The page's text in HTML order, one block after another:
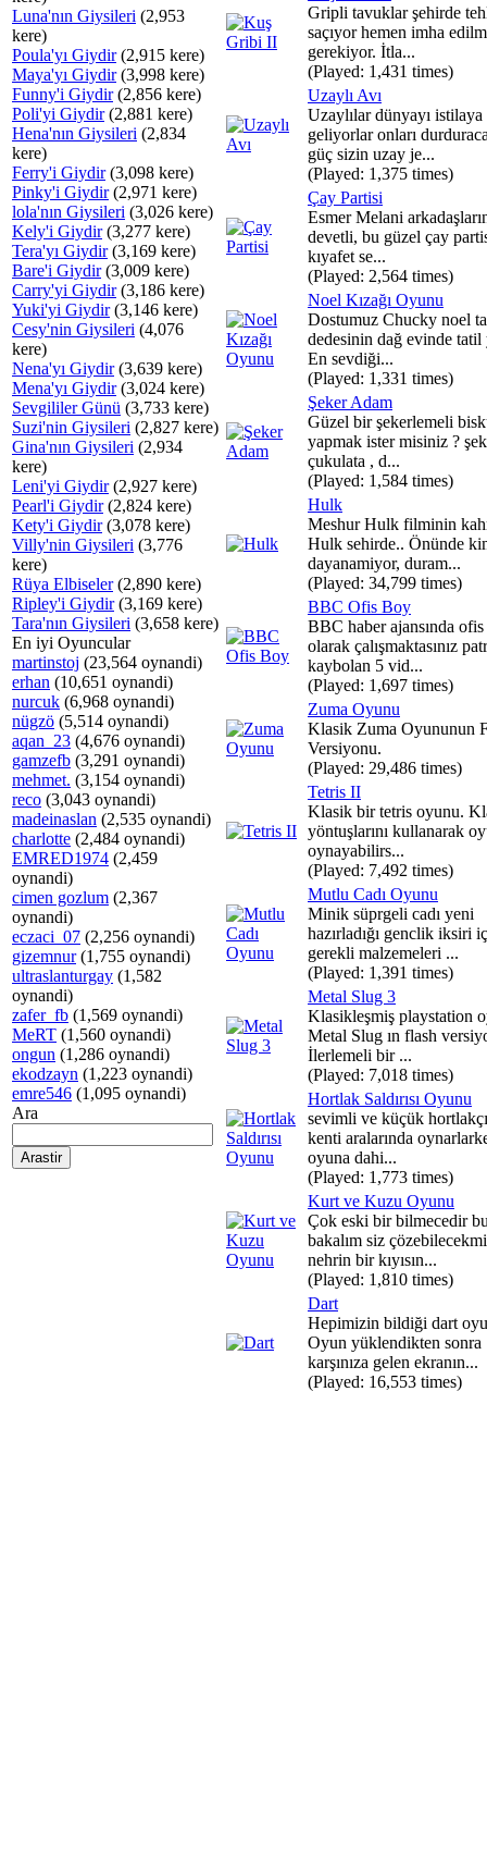
Luna'nın Giysileri (2,953
kere)
Poula'yı Giydir(2,915 kere)
Maya'yı Giydir(3,998 kere)
Funny'i Giydir(2,856 kere)
Poli'yi Giydir(2,881 kere)
Hena'nın Giysileri (2,834
kere)
Ferry'i Giydir(3,098 kere)
Pinky'i Giydir(2,971 kere)
lola'nın Giysileri (3,026 kere)
Kely'i Giydir(3,277 kere)
Tera'yı Giydir(3,169 kere)
Bare'i Giydir(3,009 kere)
Carry'yi Giydir(3,186 kere)
Yuki'yi Giydir(3,146 kere)
Cesy'nin Giysileri (4,076
kere)
Nena'yı Giydir(3,639 kere)
Mena'yı Giydir(3,024 kere)
Sevgililer Günü (3,733 kere)
Suzi'nin Giysileri (2,827 kere)
Gina'nın Giysileri (2,934
kere)
Leni'yi Giydir(2,927 kere)
Pearl'i Giydir(2,824 kere)
Kety'i Giydir(3,078 kere)
Villy'nin Giysileri (3,776
kere)
Rüya Elbiseler(2,890 kere)
Ripley'i Giydir(3,169 kere)
Tara'nın Giysileri (3,658 kere)
En iyi Oyuncular
martinstoj (23,564 oynandi)
erhan (10,651 oynandi)
nurcuk (6,968 oynandi)
nügzö (5,514 oynandi)
aqan_23 (4,676 oynandi)
gamzefb (3,291 oynandi)
mehmet. (3,154 oynandi)
reco (3,043 oynandi)
madeinaslan (2,535 oynandi)
charlotte (2,484 oynandi)
EMRED1974 (2,459
oynandi)
cimen gozlum (2,367
oynandi)
eczaci_07 (2,256 oynandi)
gizemnur(1,755 oynandi)
ultraslanturgay (1,582
oynandi)
zafer_fb (1,569 oynandi)
MeRT (1,560 oynandi)
ongun (1,286 oynandi)
ekodzayn (1,223 oynandi)
emre546 (1,095 oynandi)
Ara
Gripli tavuklar şehirde
saçıyor hemen imha
gerekiyor. İtla...
(Played: 1,431 times)
Uzaylı Avı
Uzaylılar dünyayı istilaya
geliyorlar onları
güç sizin uzay je...
(Played: 1,375 times)
Çay Partisi
Esmer Melani
devetli, bu güzel çay
kıyafet se...
(Played: 2,564 times)
Noel Kızağı Oyunu
Dostumuz Chucky noel
dedesinin dağ evinde tatil
En sevdiği...
(Played: 1,331 times)
Şeker Adam
Güzel bir şekerlemeli
yapmak ister misiniz ?
çukulata , d...
(Played: 1,584 times)
Hulk
Meshur Hulk filminin
Hulk sehirde.. Önünde
dayanamiyor, duram...
(Played: 34,799 times)
BBC Ofis Boy
BBC haber ajansında
olarak çalışmaktasınız
kaybolan 5 vid...
(Played: 1,697 times)
Zuma Oyunu
Klasik Zuma Oyununun
Versiyonu.
(Played: 29,486 times)
Tetris II
Klasik bir tetris oyunu.
yöntuşlarını kullanarak
oynayabilirs...
(Played: 7,492 times)
Mutlu Cadı Oyunu
Minik süprgeli cadı yeni
hazırladığı genclik iksiri
gerekli malzemeleri ...
(Played: 1,391 times)
Metal Slug 3
Klasikleşmiş playstation
Metal Slug ın flash
İlerlemeli bir ...
(Played: 7,018 times)
Hortlak Saldırısı Oyunu
sevimli ve küçük
kenti aralarında
oyuna dahi...
(Played: 1,773 times)
Kurt ve Kuzu Oyunu
Çok eski bir bilmecedir
bakalım siz
nehrin bir kıyısın...
(Played: 1,810 times)
Dart
Hepimizin bildiği dart
Oyun yüklendikten sonra
karşınıza gelen ekranın...
(Played: 16,553 times)